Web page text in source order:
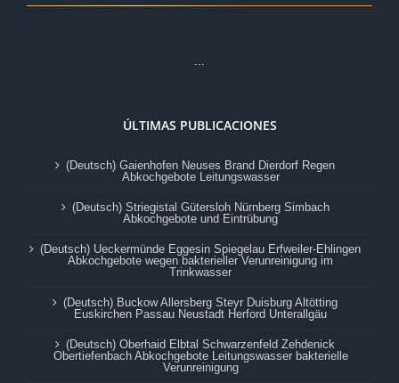
ÚLTIMAS PUBLICACIONES
(Deutsch) Gaienhofen Neuses Brand Dierdorf Regen
Abkochgebote Leitungswasser
(Deutsch) Striegistal Gütersloh Nürnberg Simbach
Abkochgebote und Eintrübung
(Deutsch) Ueckermünde Eggesin Spiegelau Erfweiler-Ehlingen
Abkochgebote wegen bakterieller Verunreinigung im
Trinkwasser
(Deutsch) Buckow Allersberg Steyr Duisburg Altötting
Euskirchen Passau Neustadt Herford Unterallgäu
(Deutsch) Oberhaid Elbtal Schwarzenfeld Zehdenick
Obertiefenbach Abkochgebote Leitungswasser bakterielle
Verunreinigung